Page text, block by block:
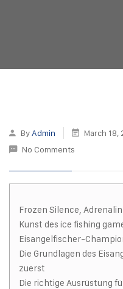
By Admin March 18,
No Comments
Frozen Silence,
Kunst des ice fishing
Eisangelfischer-
Die Grundlagen des
zuerst
Die richtige Ausrüstung